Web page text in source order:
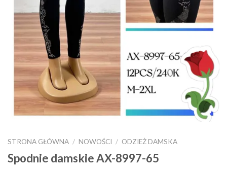
STRONA GŁÓWNA / NOWOŚCI / ODZIEŻ DAMSKA
Spodnie damskie AX-8997-65